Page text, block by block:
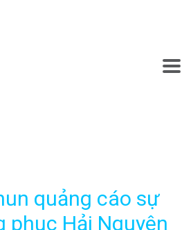
quảng cáo sự
phục Hải Nguyên